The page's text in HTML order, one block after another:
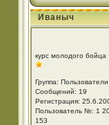
Иваныч
курс молодого бойца
Группа: Пользователи
Сообщений: 19
Регистрация:
Пользователь №: 1
153